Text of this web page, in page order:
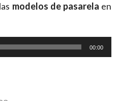
modelos de pasarela en
00:00